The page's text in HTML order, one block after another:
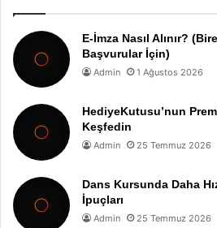
E-İmza Nasıl Alınır?
Başvurular İçin)
Admin 1 Ağustos 2026
HediyeKutusu’nun
Keşfedin
Admin 25 Temmuz 2026
Dans Kursunda Daha
İpuçları
Admin 25 Temmuz 2026